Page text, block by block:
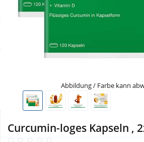
Sale
Täglich gut versorgt
Körperpflege & Kosmetik
Nahrungsergänzung
Natur & Homöopathie
Physiogel
Abbildung / Farbe kann
Curcumin-loges Kapseln ,